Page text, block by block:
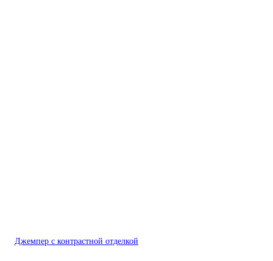
Джемпер с контрастной отделкой